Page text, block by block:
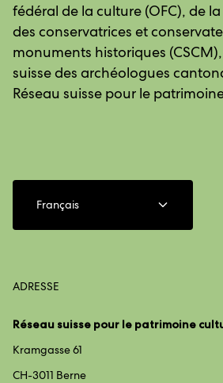
fédéral de la culture (OFC), de
des conservatrices et
monuments historiques
suisse des archéologues
Réseau suisse pour le
Français
ADRESSE
Réseau suisse pour le patrimoine
Kramgasse 61
CH-3011 Berne